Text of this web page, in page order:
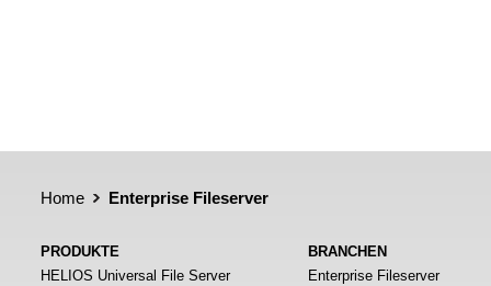
Home Enterprise Fileserver
PRODUKTE
HELIOS Universal File Server
BRANCHEN
Enterprise Fileserver